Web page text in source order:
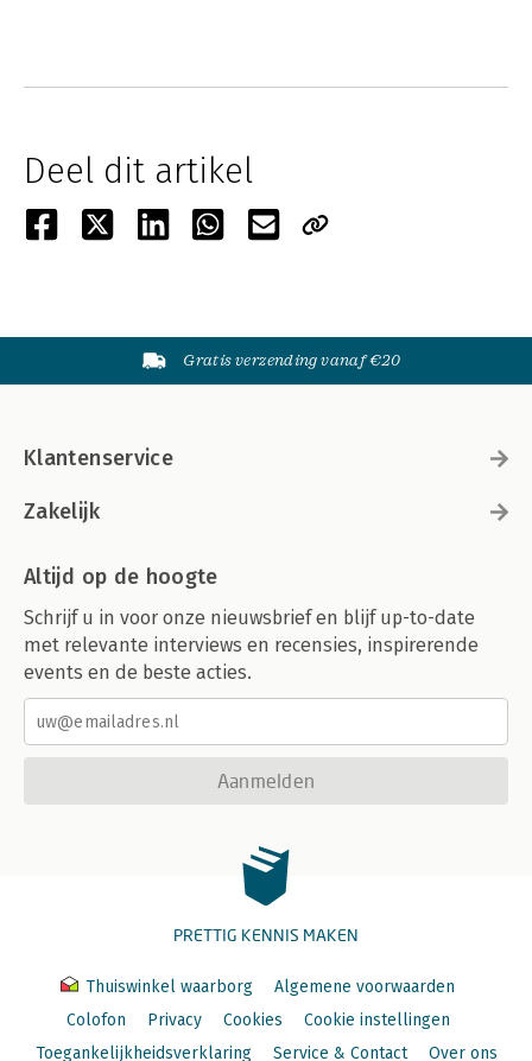
Deel dit artikel
Gratis verzending vanaf €20
Klantenservice
Zakelijk
Altijd op de hoogte
Schrijf u in voor onze nieuwsbrief en blijf up-to-date
met relevante interviews en recensies, inspirerende
events en de beste acties.
Aanmelden
PRETTIG KENNIS MAKEN
Thuiswinkel waarborg
Algemene voorwaarden
Colofon
Privacy Cookies
Cookie instellingen
Toegankelijkheidsverklaring
Service & Contact Over ons